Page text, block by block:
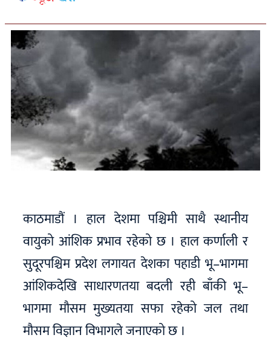
काठमाडौं । हाल देशमा पश्चिमी साथै स्थानीय
वायुको आंशिक प्रभाव रहेको छ । हाल कर्णाली र
सुदूरपश्चिम प्रदेश लगायत देशका पहाडी भू–भागमा
आंशिकदेखि साधारणतया बदली रही बाँकी भू–
भागमा मौसम मुख्यतया सफा रहेको जल तथा
मौसम विज्ञान विभागले जनाएको छ ।